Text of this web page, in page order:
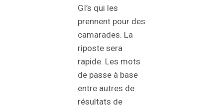
GI’s qui les
prennent pour des
camarades. La
riposte sera
rapide. Les mots
de passe à base
entre autres de
résultats de